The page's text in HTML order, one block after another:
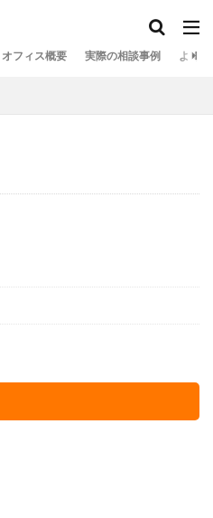
オフィス概要 実際の相談事例 よく